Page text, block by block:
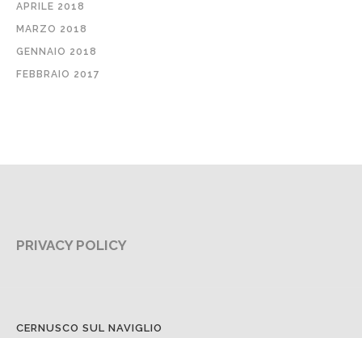
APRILE 2018
MARZO 2018
GENNAIO 2018
FEBBRAIO 2017
PRIVACY POLICY
CERNUSCO SUL NAVIGLIO